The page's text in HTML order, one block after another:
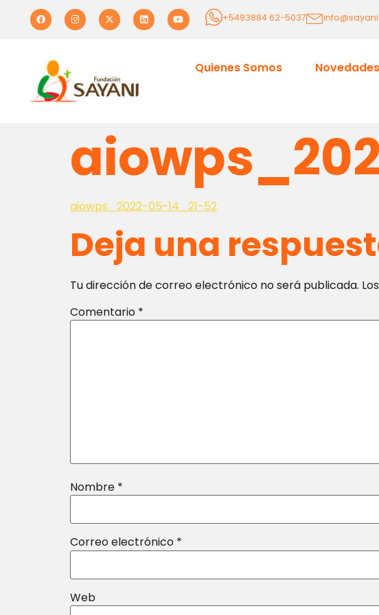
+5493884 62-5037
Quienes Somos Novedades
aiowps_2022-05-14_21-52
Deja una
Tu dirección de correo electrónico no será publicada.
Comentario *
Nombre *
Correo electrónico *
Web